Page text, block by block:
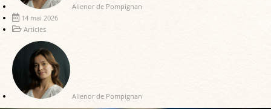
Alienor de Pompignan
14 mai 2026
Articles
Alienor de Pompignan